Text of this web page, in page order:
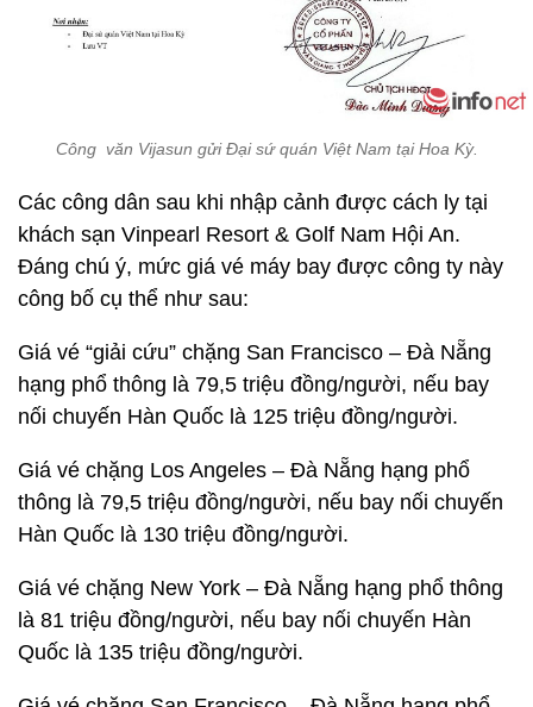
Công văn Vijasun gửi Đại sứ quán Việt Nam tại Hoa Kỳ.
Các công dân sau khi nhập cảnh được cách ly tại
khách sạn Vinpearl Resort & Golf Nam Hội An.
Đáng chú ý, mức giá vé máy bay được công ty này
công bố cụ thể như sau:
Giá vé “giải cứu” chặng San Francisco – Đà Nẵng
hạng phổ thông là 79,5 triệu đồng/người, nếu bay
nối chuyến Hàn Quốc là 125 triệu đồng/người.
Giá vé chặng Los Angeles – Đà Nẵng hạng phổ
thông là 79,5 triệu đồng/người, nếu bay nối chuyến
Hàn Quốc là 130 triệu đồng/người.
Giá vé chặng New York – Đà Nẵng hạng phổ thông
là 81 triệu đồng/người, nếu bay nối chuyến Hàn
Quốc là 135 triệu đồng/người.